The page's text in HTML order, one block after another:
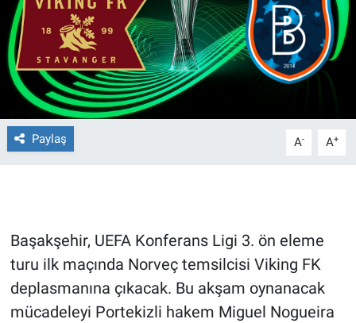
Paylaş A- A+
Başakşehir, UEFA Konferans Ligi 3. ön eleme
turu ilk maçında Norveç temsilcisi Viking FK
deplasmanına çıkacak. Bu akşam oynanacak
mücadeleyi Portekizli hakem Miguel Nogueira
Ekonomi
Forum
Gerçeğin İzinde
Gün Başlıyor
Gündem Özel
Günün görüntüsü